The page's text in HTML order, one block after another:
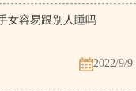
女容易跟别人睡吗
2022/9/9